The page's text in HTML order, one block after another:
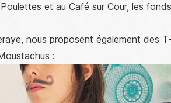
et au Café sur Cour, les
nous proposent également des
: